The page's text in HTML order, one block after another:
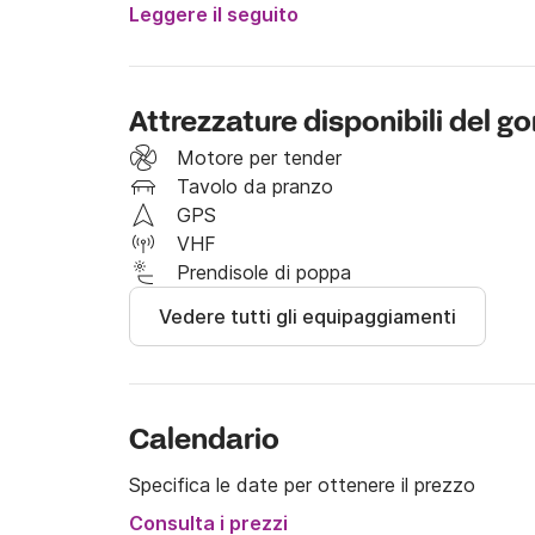
Ulisse con scorci meravigliosi, numerose
raggiungibili facilmente e velocemente e
Prenota ora per passare una giornata di
o la tua famiglia!
Leggere il seguito
Attrezzature disponibili del
Motore per tender
Tavolo da pranzo
GPS
VHF
Prendisole di poppa
Vedere tutti gli equipaggiamenti
Calendario
Specifica le date per ottenere il prezzo
Consulta i prezzi